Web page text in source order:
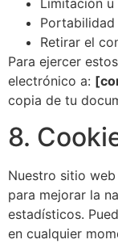
Limitación
Retirar el
Para ejercer
electrónico a: [
copia de tu
8.
Nuestro sitio
para mejorar la
estadísticos.
en cualquier